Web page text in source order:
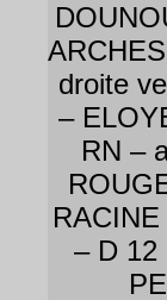
droite
–
RN –
– D 12